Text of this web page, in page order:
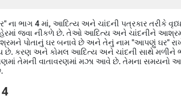
ના ભાગ 4 માં, આદિત્ય અને ચાંદની પત્રકાર
જવા નીકળે છે. તેઓ આદિત્ય અને ચાંદનીને
પોતાનું ઘર બનાવે છે અને તેનું નામ "આપણું ઘર"
છે. કરણ અને કોમલ આદિત્ય અને ચાંદની સાથે મળીને
તેમની વાતાવરણમાં મઝા આવે છે. તેમના